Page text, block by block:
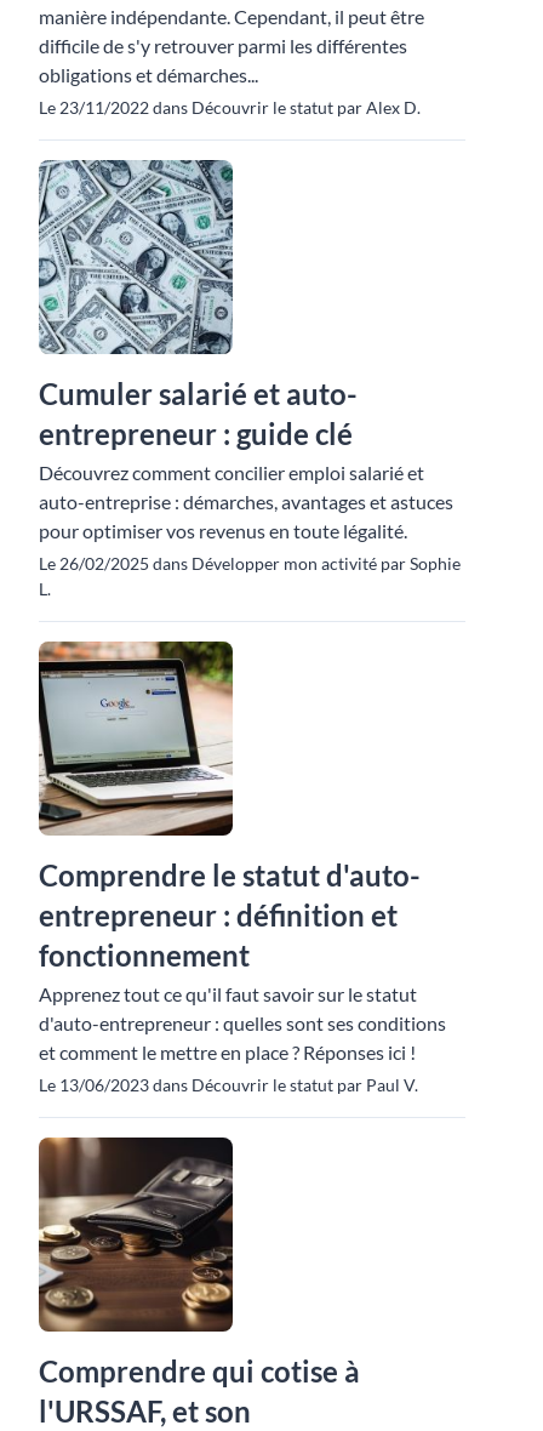
manière indépendante. Cependant, il peut être
difficile de s'y retrouver parmi les différentes
obligations et démarches...
Le 23/11/2022 dans Découvrir le statut par Alex D.
Cumuler salarié et auto-
entrepreneur : guide clé
Découvrez comment concilier emploi salarié et
auto-entreprise : démarches, avantages et astuces
pour optimiser vos revenus en toute légalité.
Le 26/02/2025 dans Développer mon activité par Sophie
L.
Comprendre le statut d'auto-
entrepreneur : définition et
fonctionnement
Apprenez tout ce qu'il faut savoir sur le statut
d'auto-entrepreneur : quelles sont ses conditions
et comment le mettre en place ? Réponses ici !
Le 13/06/2023 dans Découvrir le statut par Paul V.
Comprendre qui cotise à
l'URSSAF, et son